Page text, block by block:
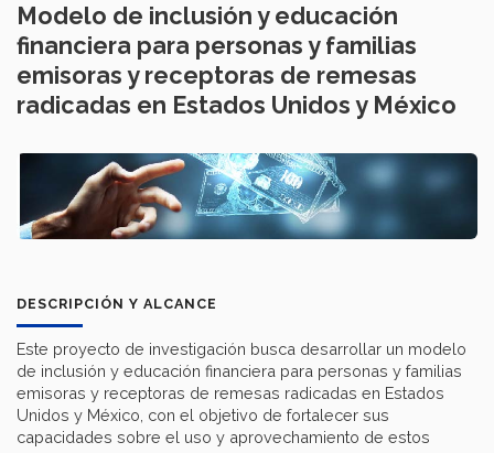
Modelo de inclusión y educación
financiera para personas y familias
emisoras y receptoras de remesas
radicadas en Estados Unidos y México
DESCRIPCIÓN Y ALCANCE
Este proyecto de investigación busca desarrollar un modelo
de inclusión y educación financiera para personas y familias
emisoras y receptoras de remesas radicadas en Estados
Unidos y México, con el objetivo de fortalecer sus
capacidades sobre el uso y aprovechamiento de estos